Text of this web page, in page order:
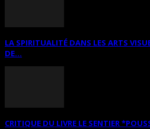
LA SPIRITUALITÉ DANS LES ARTS
DE...
CRITIQUE DU LIVRE LE SENTIER